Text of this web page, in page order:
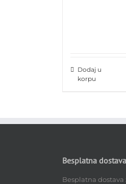
Dodaj u
korpu
Besplatna dostava
Besplatna